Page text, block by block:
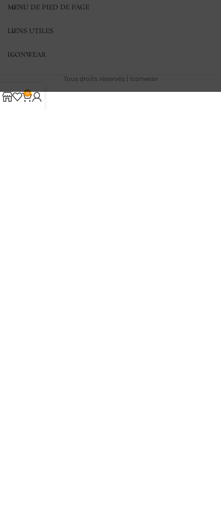
MENU DE PIED DE PAGE
LIENS UTILES
ICONWEAR
Tous droits réservés | Iconwear
0